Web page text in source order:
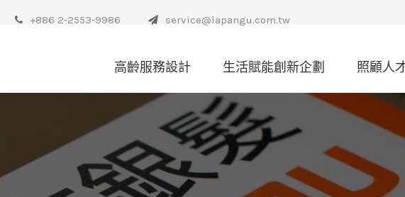
+886 2-2553-9986 service@lapangu.com.tw
高齡服務設計 生活賦能創新企劃 照顧人